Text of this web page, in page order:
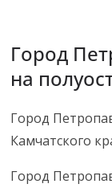
Город
на
Город
Камчатского
Город